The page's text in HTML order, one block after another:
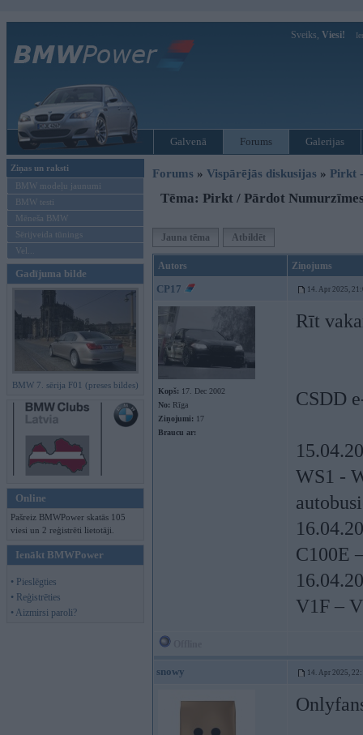
Sveiks, Viesi!
Galvenā Forums Galerijas
Ziņas un raksti
BMW modeļu jaunumi
BMW testi
Mēneša BMW
Sērijveida tūnings
Vel...
Gadījuma bilde
BMW 7. sērija F01 (preses bildes)
Online
Pašreiz BMWPower skatās 105
viesi un 2 reģistrēti lietotāji.
Ienākt BMWPower
• Pieslēgties
• Reģistrēties
• Aizmirsi paroli?
Forums » Vispārējās diskusijas » Pirkt
Tēma: Pirkt / Pārdot
Jauna tēma Atbildēt
Autors Ziņojums
CP17 14. Apr 2025,
Kopš: 17. Dec 2002
No: Rīga
Ziņojumi: 17
Braucu ar:
Rīt
CSDD
WS1 -
C100E
V1F –
snowy 14. Apr 2025,